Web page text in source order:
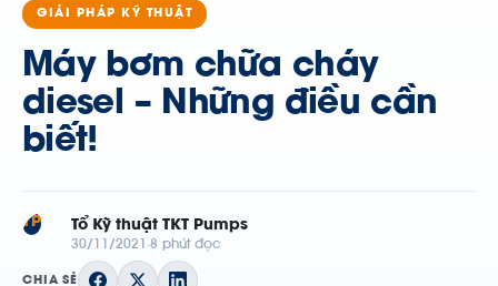
GIẢI PHÁP KỸ THUẬT
Máy bơm chữa cháy
diesel – Những điều cần
biết!
TP Tổ Kỹ thuật TKT Pumps
30/11/2021 8 phút đọc
CHIA SẺ